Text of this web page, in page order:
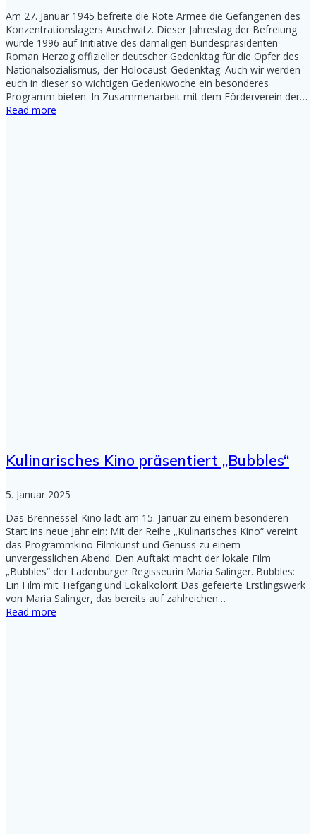
Am 27. Januar 1945 befreite die Rote Armee die Gefangenen des
Konzentrationslagers Auschwitz. Dieser Jahrestag der Befreiung
wurde 1996 auf Initiative des damaligen Bundespräsidenten
Roman Herzog offizieller deutscher Gedenktag für die Opfer des
Nationalsozialismus, der Holocaust-Gedenktag. Auch wir werden
euch in dieser so wichtigen Gedenkwoche ein besonderes
Programm bieten. In Zusammenarbeit mit dem Förderverein der…
Read more
Kulinarisches Kino präsentiert „Bubbles“
5. Januar 2025
Das Brennessel-Kino lädt am 15. Januar zu einem besonderen
Start ins neue Jahr ein: Mit der Reihe „Kulinarisches Kino“ vereint
das Programmkino Filmkunst und Genuss zu einem
unvergesslichen Abend. Den Auftakt macht der lokale Film
„Bubbles“ der Ladenburger Regisseurin Maria Salinger. Bubbles:
Ein Film mit Tiefgang und Lokalkolorit Das gefeierte Erstlingswerk
von Maria Salinger, das bereits auf zahlreichen…
Read more